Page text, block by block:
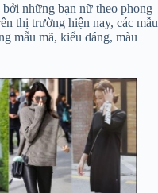
những bạn nữ theo phong
thị trường hiện nay, các mẫu
mẫu mã, kiểu dáng, màu